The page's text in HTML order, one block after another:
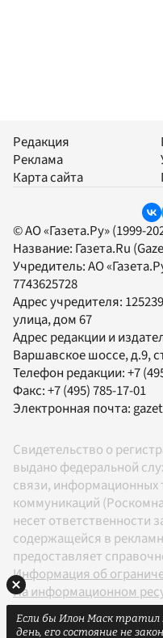
Редакция
Реклама
Карта сайта
© АО «Газета.Ру» (1999-
Название: Газета.Ru
Учредитель:АО
7743625728
Адрес учредителя:
улица, дом 67
Адрес редакции и
Варшавское шоссе, д.9,
Телефон редакции:+7
Факс:+7 (495) 785-17-01
Электронная почта:
Свидетельство о
выдано федеральной
связи, информационных
коммуникаций
несет ответственности
содержащейся в
предоставляет
Информация об
На информационном
рекомендательные
Правилами
Если бы Илон Маск тратил
день, его состояние не